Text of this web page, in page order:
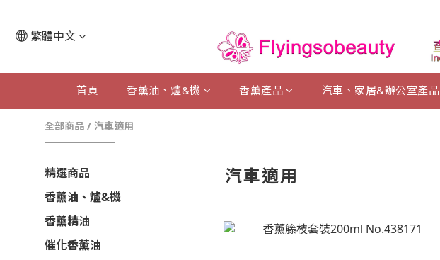
繁體中文
首頁 香薰油、爐&機 香薰產品 汽車、家居&辦公室產品
全部商品 / 汽車適用
精選商品
香薰油、爐&機
香薰精油
催化香薰油
汽車適用